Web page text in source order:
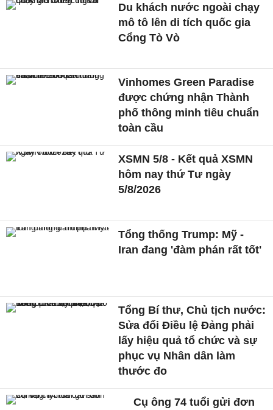
Du khách nước ngoài chạy
mô tô lên di tích quốc gia
Cổng Tò Vò
Vinhomes Green Paradise
được chứng nhận Thành
phố thông minh tiêu chuẩn
toàn cầu
XSMN 5/8 - Kết quả XSMN
hôm nay thứ Tư ngày
5/8/2026
Tổng thống Trump: Mỹ -
Iran đang 'đàm phán rất tốt'
Tổng Bí thư, Chủ tịch nước:
Sửa đổi Điều lệ Đảng phải
lấy hiệu quả tổ chức và sự
phục vụ Nhân dân làm
thước đo
Cụ ông 74 tuổi gửi đơn